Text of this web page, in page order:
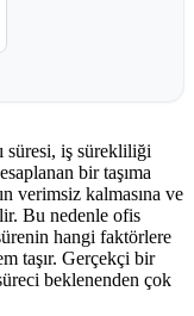
süresi, iş sürekliliği
bir taşıma
verimsiz kalmasına ve
Bu nedenle ofis
hangi faktörlere
taşır. Gerçekçi bir
beklenenden çok